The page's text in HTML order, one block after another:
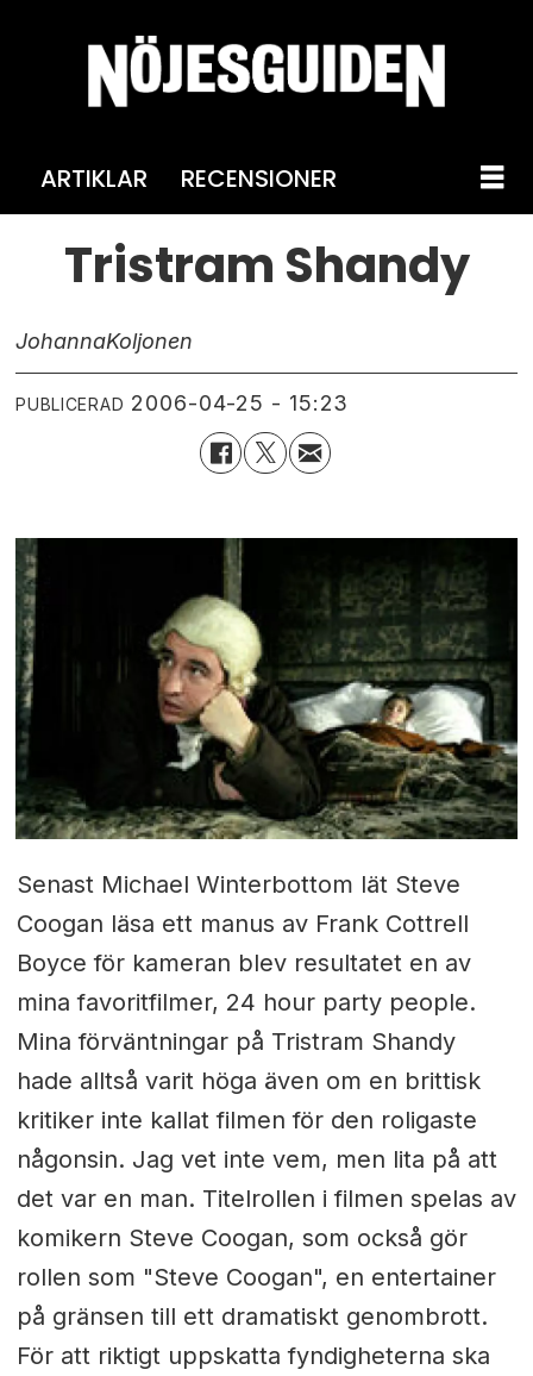
ARTIKLAR RECENSIONER
Tristram Shandy
JohannaKoljonen
PUBLICERAD 2006-04-25 - 15:23
Senast Michael Winterbottom lät Steve
Coogan läsa ett manus av Frank Cottrell
Boyce för kameran blev resultatet en av
mina favoritfilmer, 24 hour party people.
Mina förväntningar på Tristram Shandy
hade alltså varit höga även om en brittisk
kritiker inte kallat filmen för den roligaste
någonsin. Jag vet inte vem, men lita på att
det var en man. Titelrollen i filmen spelas av
komikern Steve Coogan, som också gör
rollen som "Steve Coogan", en entertainer
på gränsen till ett dramatiskt genombrott.
För att riktigt uppskatta fyndigheterna ska